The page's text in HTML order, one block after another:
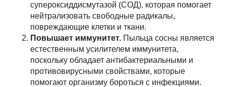
супероксиддисмутазой (СОД), которая помогает
нейтрализовать свободные радикалы,
повреждающие клетки и ткани.
Повышает иммунитет. Пыльца сосны является
естественным усилителем иммунитета,
поскольку обладает антибактериальными и
противовирусными свойствами, которые
помогают организму бороться с инфекциями.